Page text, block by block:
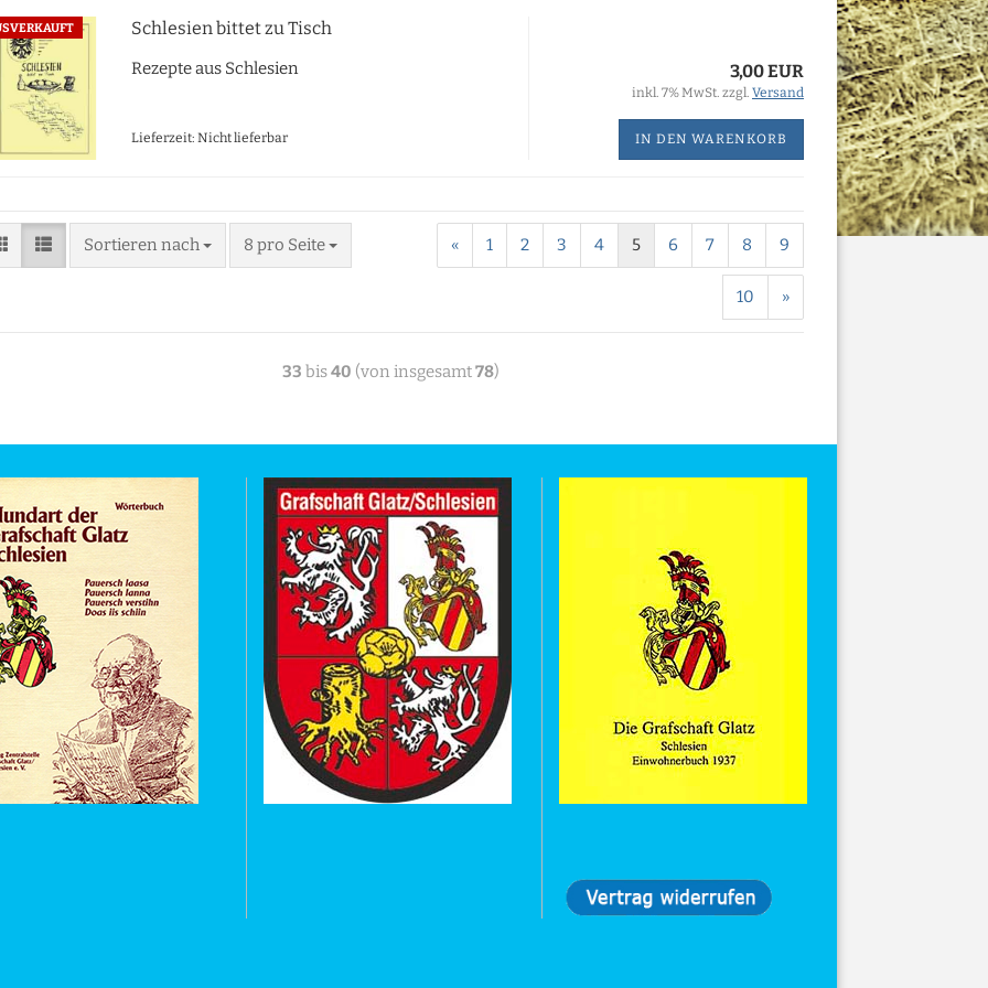
Schlesien bittet zu Tisch
Rezepte aus Schlesien
Lieferzeit: Nicht lieferbar
3,00 EUR
inkl. 7% MwSt. zzgl. Versand
IN DEN WARENKORB
Sortieren nach 8 pro Seite « 1 2 3 4 5 6 7 8 9
10 »
33 bis40 (von insgesamt78)